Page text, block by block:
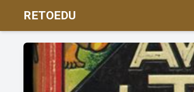
RETOEDU